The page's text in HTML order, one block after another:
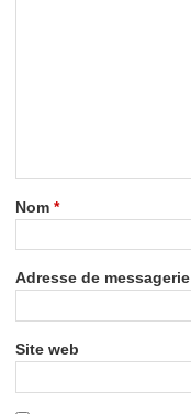
Nom *
Adresse de messagerie
Site web